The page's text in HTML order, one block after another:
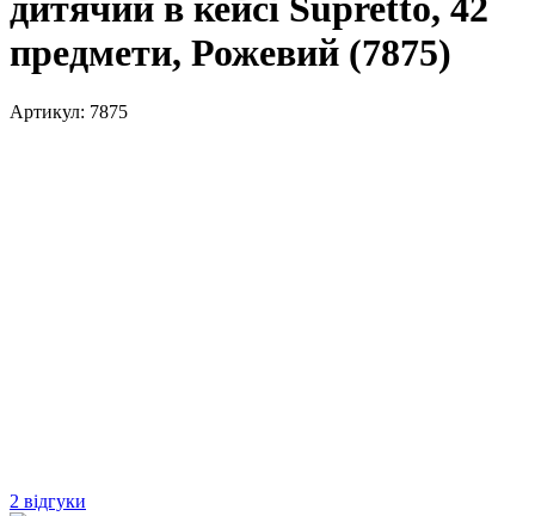
дитячий в кейсі Supretto, 42
предмети, Рожевий (7875)
Артикул: 7875
2 відгуки